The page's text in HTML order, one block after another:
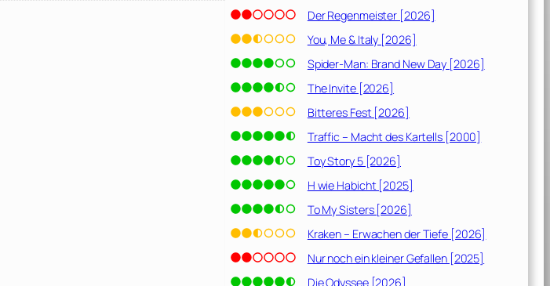
Der Regenmeister [2026]
You, Me & Italy [2026]
Spider-Man: Brand New Day [2026]
The Invite [2026]
Bitteres Fest [2026]
Traffic – Macht des Kartells [2000]
Toy Story 5 [2026]
H wie Habicht [2025]
To My Sisters [2026]
Kraken – Erwachen der Tiefe [2026]
Nur noch ein kleiner Gefallen [2025]
Die Odyssee [2026]